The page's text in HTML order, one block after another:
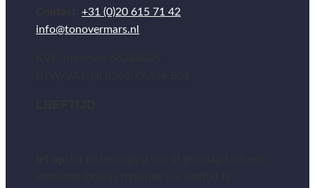
+31 (0)20 615 71 42
info@tonovermars.nl